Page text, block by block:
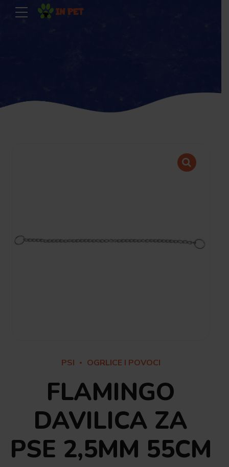
PSI OGRLICE I POVOCI
FLAMINGO
DAVILICA ZA
PSE 2,5MM 55CM